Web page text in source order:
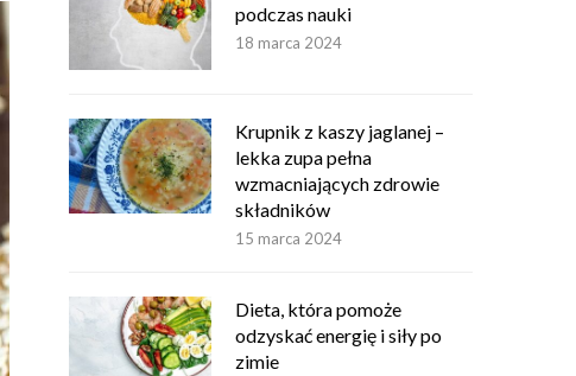
podczas nauki
18 marca 2024
Krupnik z kaszy jaglanej –
lekka zupa pełna
wzmacniających zdrowie
składników
15 marca 2024
Dieta, która pomoże
odzyskać energię i siły po
zimie